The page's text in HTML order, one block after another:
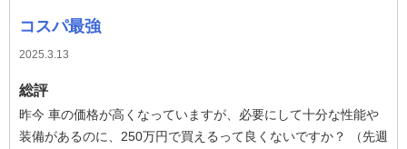
コスパ最強
2025.3.13
総評
昨今 車の価格が高くなっていますが、必要にして十分な性能や
装備があるのに、250万円で買えるって良くないですか？ （先週